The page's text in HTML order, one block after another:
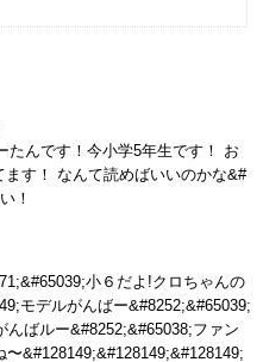
んです！今小学5年生です！ お
す！ なんて読めばいいのかな&#
！
小６だよ!クロちゃんの
モデルがんばー&#8252;&#65039;
ばルー&#8252;&#65038;ファン
&#128149;&#128149;&#128149;